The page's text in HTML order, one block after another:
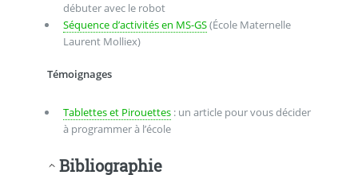
débuter avec le robot
Séquence d’activités en MS-GS(École Maternelle
Laurent Molliex)
Témoignages
Tablettes et Pirouettes: un article pour vous décider
à programmer à l’école
Bibliographie